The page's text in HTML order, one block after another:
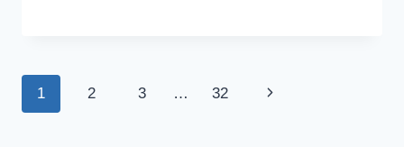
কোচ
Page
1 2 3 … 32
Next